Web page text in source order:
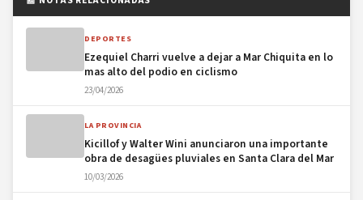
DEPORTES
Ezequiel Charri vuelve a dejar a Mar Chiquita en lo
mas alto del podio en ciclismo
23/04/2026
LA PROVINCIA
Kicillof y Walter Wini anunciaron una importante
obra de desagües pluviales en Santa Clara del Mar
10/03/2026